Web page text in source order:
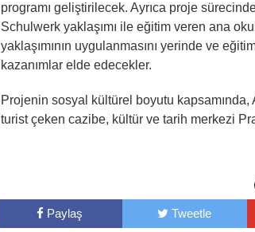
programı geliştirilecek. Ayrıca proje
Schulwerk yaklaşımı ile eğitim veren ana
yaklaşımının uygulanmasını yerinde ve
kazanımlar elde edecekler.
Projenin sosyal kültürel boyutu kapsamında,
turist çeken cazibe, kültür ve tarih merkezi
Paylaş Tweetle